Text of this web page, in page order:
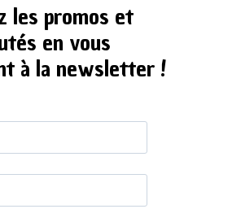
les promos et
en vous
à la newsletter !